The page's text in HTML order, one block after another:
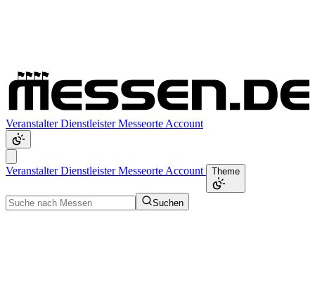
VeranstalterDienstleisterMesseorte Account
VeranstalterDienstleisterMesseorte Account Theme
Suchen